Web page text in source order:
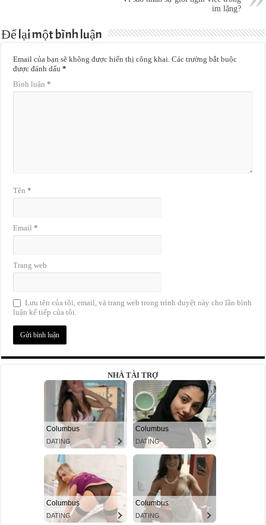
im lặng?
Để lại một bình luận
Email của bạn sẽ không được hiển thị công khai. Các trường bắt buộc
được đánh dấu*
Bình luận*
Tên*
Email*
Trang web
Lưu tên của tôi, email, và trang web trong trình duyệt này cho lần bình
luận kế tiếp của tôi.
NHÀ TÀI TRỢ